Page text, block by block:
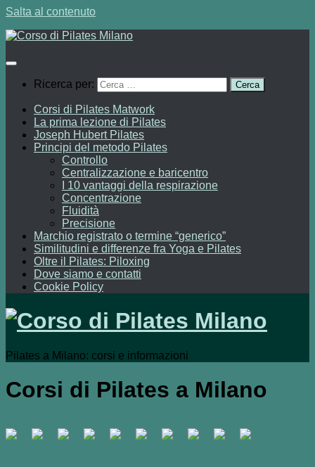
Salta al contenuto
Ricerca per:
Corsi di Pilates Matwork
La prima lezione di Pilates
Joseph Hubert Pilates
Principi del metodo Pilates
Controllo
Centralizzazione e baricentro
I 10 vantaggi della respirazione
Concentrazione
Fluidità
Precisione
Marchio registrato o termine “generico”
Similitudini e differenze fra Yoga e Pilates
Oltre il Pilates: Piloxing
Dove siamo e contatti
Cookie Policy
Pilates a Milano: corsi e informazioni
Corsi di Pilates a Milano